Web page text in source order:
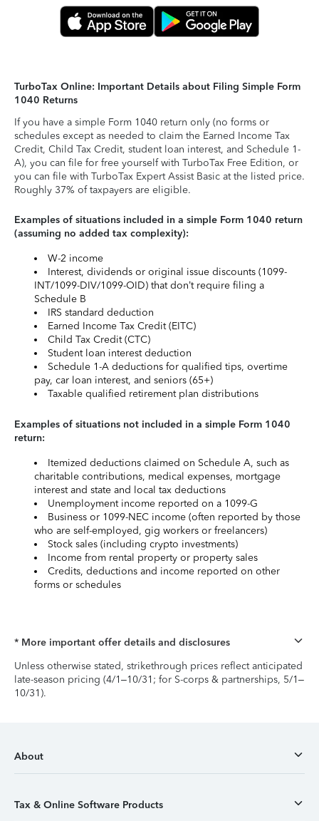
TurboTax Online: Important Details about Filing Simple Form
1040 Returns
If you have a simple Form 1040 return only (no forms or
schedules except as needed to claim the Earned Income Tax
Credit, Child Tax Credit, student loan interest, and Schedule 1-
A), you can file for free yourself with TurboTax Free Edition, or
you can file with TurboTax Expert Assist Basic at the listed price.
Roughly 37% of taxpayers are eligible.
Examples of situations included in a simple Form 1040 return
(assuming no added tax complexity):
W-2 income
Interest, dividends or original issue discounts (1099-
INT/1099-DIV/1099-OID) that don’t require filing a
Schedule B
IRS standard deduction
Earned Income Tax Credit (EITC)
Child Tax Credit (CTC)
Student loan interest deduction
Schedule 1-A deductions for qualified tips, overtime
pay, car loan interest, and seniors (65+)
Taxable qualified retirement plan distributions
Examples of situations not included in a simple Form 1040
return:
Itemized deductions claimed on Schedule A, such as
charitable contributions, medical expenses, mortgage
interest and state and local tax deductions
Unemployment income reported on a 1099-G
Business or 1099-NEC income (often reported by those
who are self-employed, gig workers or freelancers)
Stock sales (including crypto investments)
Income from rental property or property sales
Credits, deductions and income reported on other
forms or schedules
* More important offer details and disclosures
Unless otherwise stated, strikethrough prices reflect anticipated
late-season pricing (4/1–10/31; for S-corps & partnerships, 5/1–
10/31).
About
Tax & Online Software Products